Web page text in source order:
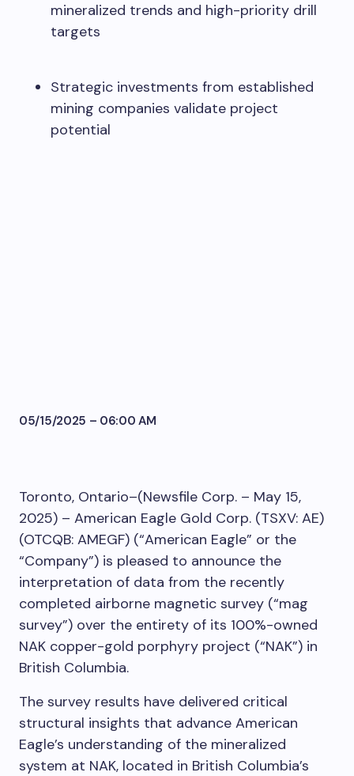
mineralized trends and high-priority drill
targets
Strategic investments from established
mining companies validate project
potential
05/15/2025 – 06:00 AM
Toronto, Ontario–(Newsfile Corp. – May 15,
2025) – American Eagle Gold Corp. (TSXV: AE)
(OTCQB: AMEGF) (“American Eagle” or the
“Company”) is pleased to announce the
interpretation of data from the recently
completed airborne magnetic survey (“mag
survey”) over the entirety of its 100%-owned
NAK copper-gold porphyry project (“NAK”) in
British Columbia.
The survey results have delivered critical
structural insights that advance American
Eagle’s understanding of the mineralized
system at NAK, located in British Columbia’s